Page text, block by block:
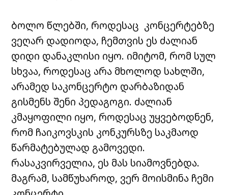
ბოლო წლებში, როდესაც კონცერტებზე
ვეღარ დადიოდა, ჩემთვის ეს ძალიან
დიდი დანაკლისი იყო. იმიტომ, რომ სულ
სხვაა, როდესაც არა მხოლოდ სახლში,
არამედ საკონცერტო დარბაზიდან
გისმენს შენი პედაგოგი. ძალიან
კმაყოფილი იყო, როდესაც უყვებოდნენ,
რომ ჩაიკოვსკის კონკურსზე საკმაოდ
წარმატებულად გამოვედი.
რასაკვირველია, ეს მას სიამოვნებდა.
მაგრამ, სამწუხაროდ, ვერ მოისმინა ჩემი